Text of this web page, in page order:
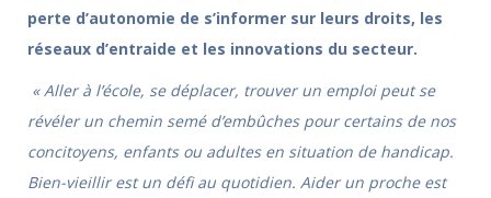
perte d’autonomie de s’informer sur leurs droits, les
réseaux d’entraide et les innovations du secteur.
« Aller à l’école, se déplacer, trouver un emploi peut se
révéler un chemin semé d’embûches pour certains de nos
concitoyens, enfants ou adultes en situation de handicap.
Bien-vieillir est un défi au quotidien. Aider un proche est